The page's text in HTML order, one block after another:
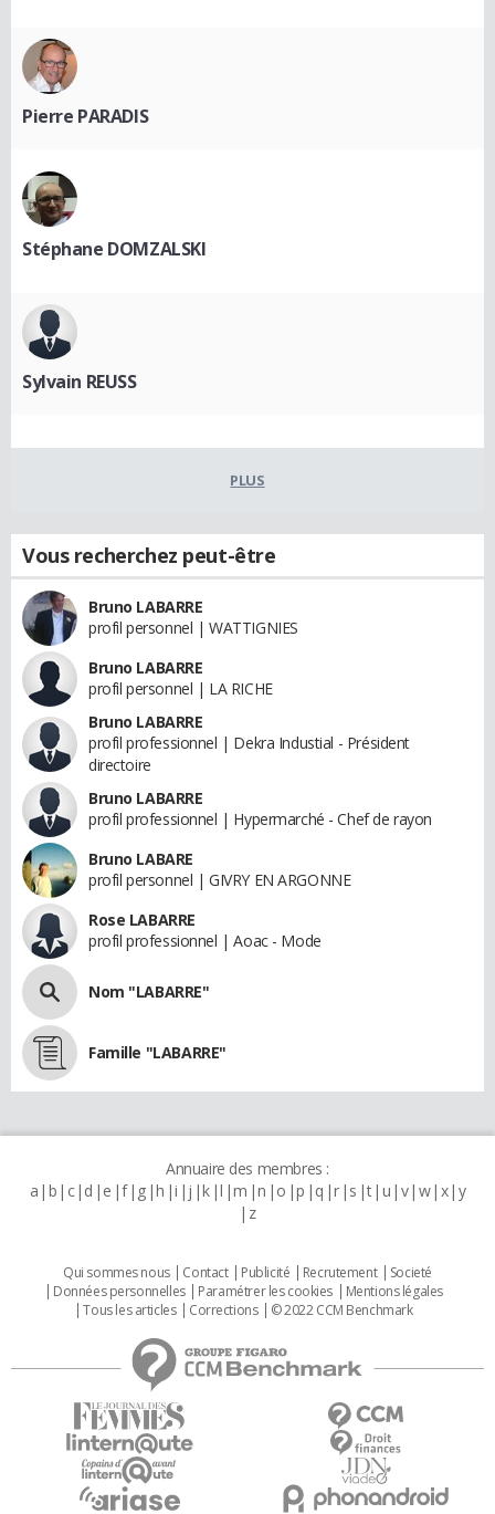
Pierre PARADIS
Stéphane DOMZALSKI
Sylvain REUSS
PLUS
Vous recherchez peut-être
Bruno LABARRE
profil personnel | WATTIGNIES
Bruno LABARRE
profil personnel | LA RICHE
Bruno LABARRE
profil professionnel | Dekra Industial - Président
directoire
Bruno LABARRE
profil professionnel | Hypermarché - Chef de rayon
Bruno LABARE
profil personnel | GIVRY EN ARGONNE
Rose LABARRE
profil professionnel | Aoac - Mode
Nom "LABARRE"
Famille "LABARRE"
Annuaire des membres :
a b c d e f g h i j k l m n o p q r s t u v w x y
z
Qui sommes nous Contact Publicité Recrutement
Societé
Données personnelles
Paramétrer les cookies
Mentions légales
Tous les articles
Corrections © 2022 CCM Benchmark